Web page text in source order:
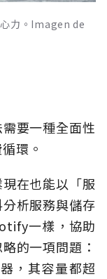
力。Imagen de
要一種全面性
環。
在也能以「服
析服務與儲存
一樣，協助
的一項問題：
，其容量都超